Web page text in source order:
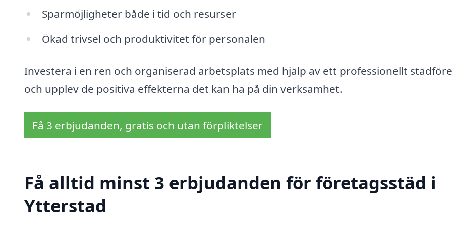
Sparmöjligheter både i tid och resurser
Ökad trivsel och produktivitet för personalen
Investera i en ren och organiserad arbetsplats med hjälp av ett professionellt
och upplev de positiva effekterna det kan ha på din verksamhet.
Få 3 erbjudanden, gratis och utan förpliktelser
Få alltid minst 3 erbjudanden för företagsstäd i
Ytterstad